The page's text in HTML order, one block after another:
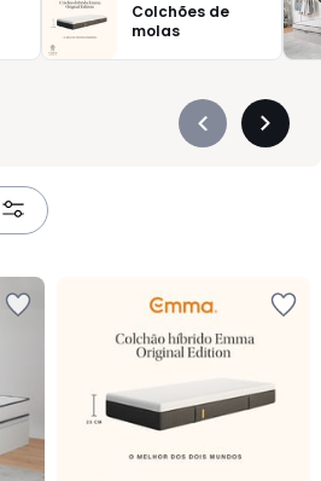
Colchões de
molas
Précédent